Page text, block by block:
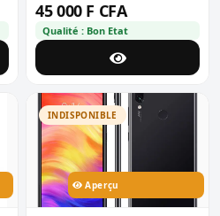
45 000 F CFA
Qualité : Bon Etat
INDISPONIBLE
Aperçu